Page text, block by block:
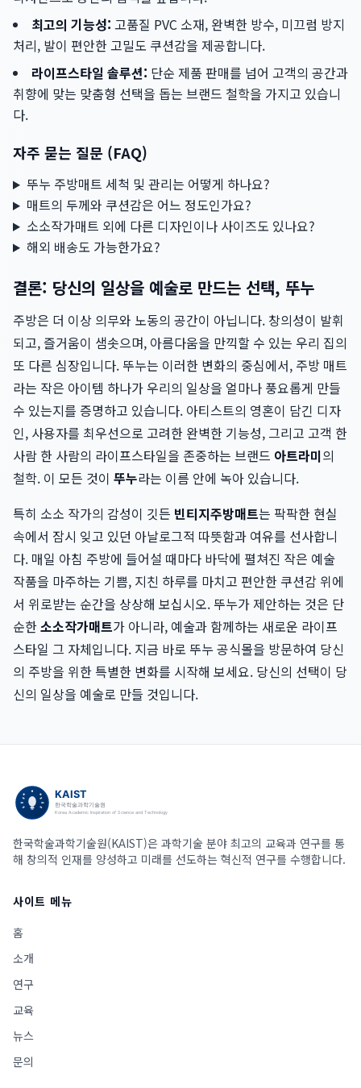
최고의 기능성: 고품질 PVC 소재, 완벽한 방수, 미끄럼 방지
처리, 발이 편안한 고밀도 쿠션감을 제공합니다.
라이프스타일 솔루션: 단순 제품 판매를 넘어 고객의 공간과
취향에 맞는 맞춤형 선택을 돕는 브랜드 철학을 가지고 있습니
다.
자주 묻는 질문 (FAQ)
뚜누 주방매트 세척 및 관리는 어떻게 하나요?
매트의 두께와 쿠션감은 어느 정도인가요?
소소작가매트 외에 다른 디자인이나 사이즈도 있나요?
해외 배송도 가능한가요?
결론: 당신의 일상을 예술로 만드는 선택, 뚜누
주방은 더 이상 의무와 노동의 공간이 아닙니다. 창의성이 발휘
되고, 즐거움이 샘솟으며, 아름다움을 만끽할 수 있는 우리 집의
또 다른 심장입니다. 뚜누는 이러한 변화의 중심에서, 주방 매트
라는 작은 아이템 하나가 우리의 일상을 얼마나 풍요롭게 만들
수 있는지를 증명하고 있습니다. 아티스트의 영혼이 담긴 디자
인, 사용자를 최우선으로 고려한 완벽한 기능성, 그리고 고객 한
사람 한 사람의 라이프스타일을 존중하는 브랜드 아트라미의
철학. 이 모든 것이 뚜누라는 이름 안에 녹아 있습니다.
특히 소소 작가의 감성이 깃든 빈티지주방매트는 팍팍한 현실
속에서 잠시 잊고 있던 아날로그적 따뜻함과 여유를 선사합니
다. 매일 아침 주방에 들어설 때마다 바닥에 펼쳐진 작은 예술
작품을 마주하는 기쁨, 지친 하루를 마치고 편안한 쿠션감 위에
서 위로받는 순간을 상상해 보십시오. 뚜누가 제안하는 것은 단
순한소소작가매트가 아니라, 예술과 함께하는 새로운 라이프
스타일 그 자체입니다. 지금 바로 뚜누 공식몰을 방문하여 당신
의 주방을 위한 특별한 변화를 시작해 보세요. 당신의 선택이 당
신의 일상을 예술로 만들 것입니다.
한국학술과학기술원(KAIST)은 과학기술 분야 최고의 교육과 연구를 통
해 창의적 인재를 양성하고 미래를 선도하는 혁신적 연구를 수행합니다.
사이트 메뉴
홈
소개
연구
교육
뉴스
문의